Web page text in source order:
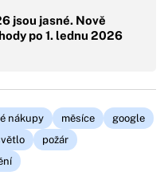
jsou jasné. Nově
po 1. lednu 2026
nákupy měsíce
google
požár